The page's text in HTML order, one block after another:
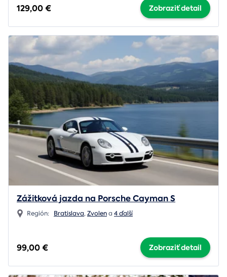
129,00 € Zobraziť detail
Zážitková jazda na Porsche Cayman S
Región: Bratislava,Zvolena 4 ďalší
99,00 € Zobraziť detail